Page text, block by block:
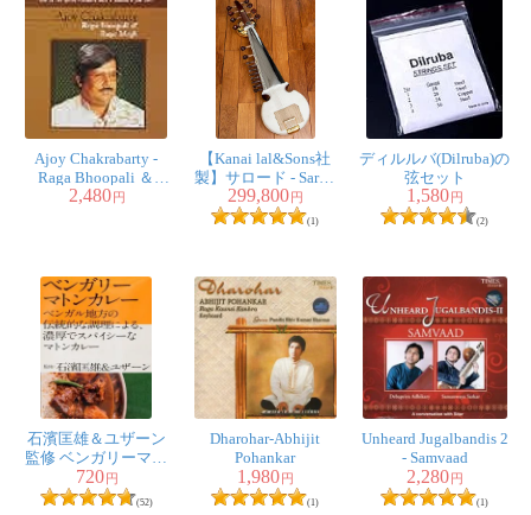
Ajoy Chakrabarty -
Raga Bhoopali ＆
Raga Mesh
2,480 円
【Kanai lal&Sons社
製】サロード - Sarod
Professional Quality
299,800 円
(1)
ディルルバ(Dilruba)の
弦セット
1,580 円
(2)
石濱匡雄＆ユザーン
監修 ベンガリーマト
ンカレー
720円
(52)
Dharohar-Abhijit
Pohankar
1,980円
(1)
Unheard Jugalbandis 2
- Samvaad
2,280円
(1)